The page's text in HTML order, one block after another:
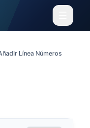
Línea Números